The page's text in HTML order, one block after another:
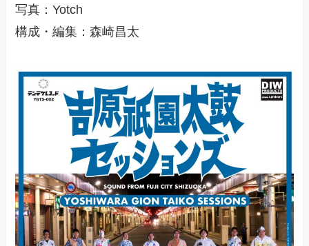
写真：Yotch
構成・編集：森崎昌太